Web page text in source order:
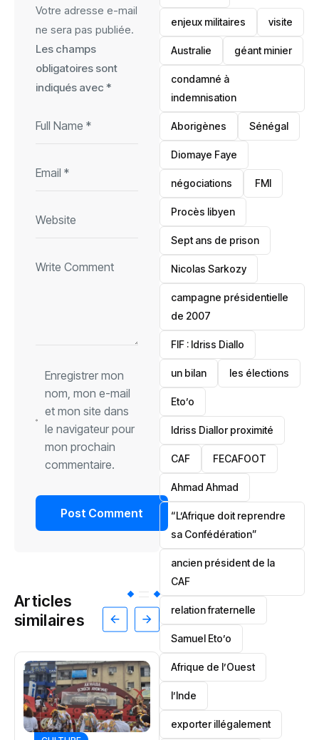
Votre adresse e-mail
ne sera pas publiée.
Les champs
obligatoires sont
indiqués avec *
Enregistrer mon
nom, mon e-mail
et mon site dans
le navigateur pour
mon prochain
commentaire.
Articles
similaires
enjeux militaires visite
‎Australie géant minier
condamné à
indemnisation
Aborigènes Sénégal
Diomaye Faye
négociations FMI
Procès libyen
Sept ans de prison
Nicolas Sarkozy
campagne présidentielle
de 2007
‎FIF : Idriss Diallo
un bilan les élections
Eto’o
Idriss Diallor proximité
CAF FECAFOOT
‎Ahmad Ahmad
“L’Afrique doit reprendre
sa Confédération”
ancien président de la
CAF
relation fraternelle
Samuel Eto’o
Afrique de l’Ouest
l’Inde
exporter illégalement